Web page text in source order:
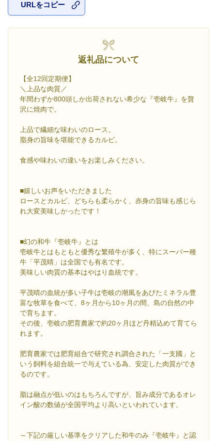
URLをコピー
返礼品について
【全12回定期便】
＼上品な肉質／
年間わずか800頭しか出荷されない希少な『壱岐牛』を贅
沢に焼肉で。
上品で繊細な味わいのロース。
脂身の旨味を堪能できるカルビ。
食感や味わいの違いをお楽しみください。
■嬉しいお声をいただきました
ロースとカルビ、どちらも柔らかく、赤身の旨味も感じら
れ大変美味しかったです！
■幻の和牛『壱岐牛』とは
壱岐牛とはもともと優秀な繁殖牛が多く、特にスーパー種
牛「平茂晴」は全国でも有名です。
美味しい肉質の基本はやはり血統です。
平茂晴の血統が多い子牛は壱岐の潮風をあびたミネラル豊
富な牧草を食べて、8ヶ月から10ヶ月の間、島の自然の中
で育ちます。
その後、壱岐の肥育農家で約20ヶ月ほど丹精込めて育てら
れます。
肥育農家では肥育組合で研究され調合された「一支國」と
いう飼料を組合統一で与えている為、安定した肉質ができ
るのです。
脂は融点が低いのはもちろんですが、旨み成分であるオレ
イン酸の数値が全国平均より高いといわれています。
～下記の厳しい基準をクリアした和牛のみ『壱岐牛』と認